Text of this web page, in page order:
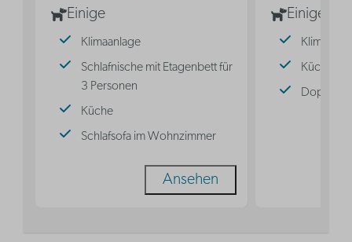
Einige
Klimaanlage
Schlafnische mit Etagenbett für
3 Personen
Küche
Schlafsofa im Wohnzimmer
Ansehen
Einige
Küche